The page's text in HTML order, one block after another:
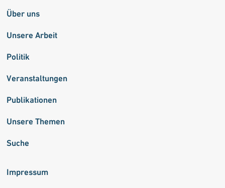
Über uns
Unsere Arbeit
Politik
Veranstaltungen
Publikationen
Unsere Themen
Suche
Impressum